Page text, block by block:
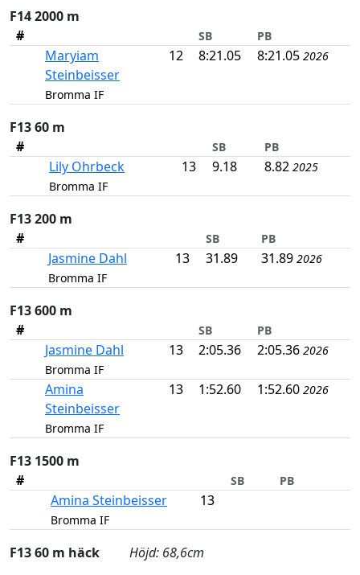
F14 2000 m
#
SB PB
Maryiam
Steinbeisser
Bromma IF
12 8:21.05 8:21.05 2026
F13 60 m
#
SB PB
Lily Ohrbeck
Bromma IF
13 9.18 8.82 2025
F13 200 m
#
SB PB
Jasmine Dahl
Bromma IF
13 31.89 31.89 2026
F13 600 m
#
SB PB
Jasmine Dahl
Bromma IF
13 2:05.36 2:05.36 2026
Amina
Steinbeisser
Bromma IF
13 1:52.60 1:52.60 2026
F13 1500 m
#
SB PB
Amina Steinbeisser
Bromma IF
13
F13 60 m häck
Höjd: 68,6cm